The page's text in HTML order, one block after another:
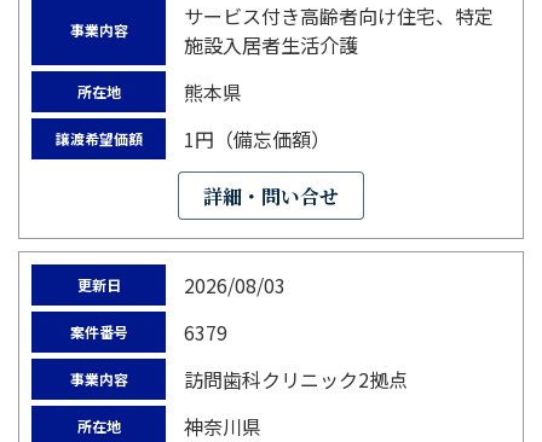
事業内容
サービス付き高齢者向け住宅、特定
施設入居者生活介護
所在地 熊本県
譲渡希望価額 1円（備忘価額）
詳細・問い合せ
更新日 2026/08/03
案件番号 6379
事業内容 訪問歯科クリニック2拠点
所在地 神奈川県